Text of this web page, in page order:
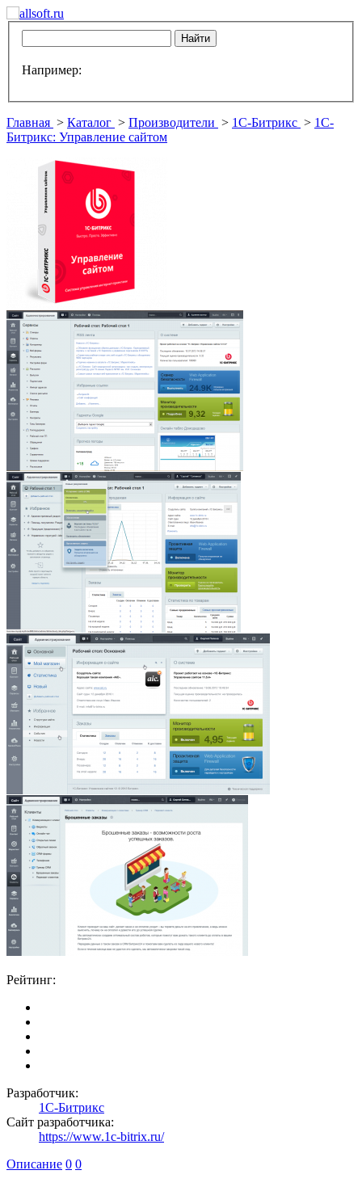
Например:
Главная > Каталог > Производители > 1С-Битрикс > 1С-
Битрикс: Управление сайтом
Рейтинг:
Разработчик:
1С-Битрикс
Сайт разработчика:
https://www.1c-bitrix.ru/
Описание 0 0